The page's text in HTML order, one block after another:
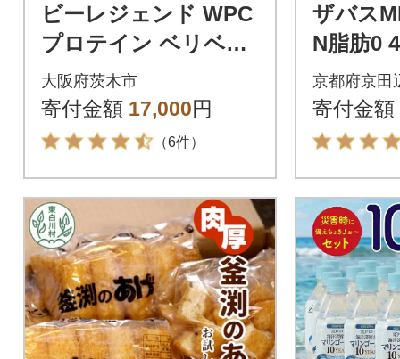
ビーレジェンド WPC
プロテイン ベリベリ
ベリー 風味 900g
大阪府茨木市
寄付金額 17,000円
（6件）
ザバス
N脂肪0
ナナ&
メル&
計24本
京都府京田
寄付金額